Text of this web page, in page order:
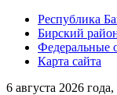
Республика
Бирский
Федеральные
Карта сайта
6 августа 2026